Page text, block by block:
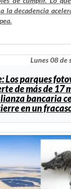
la decadencia
Lunes 08 de
Los parques
de más de 17
bancaria
en un